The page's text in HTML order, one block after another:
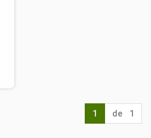
1 de 1